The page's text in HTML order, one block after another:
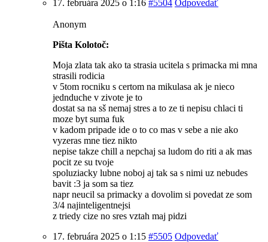
17. februára 2025 o 1:16 #5504 Odpovedať
Anonym
Pišta Kolotoč:
Moja zlata tak ako ta strasia ucitela s primacka mi mna
strasili rodicia
v 5tom rocniku s certom na mikulasa ak je nieco
jednduche v zivote je to
dostat sa na sš nemaj stres a to ze ti nepisu chlaci ti
moze byt suma fuk
v kadom pripade ide o to co mas v sebe a nie ako
vyzeras mne tiez nikto
nepise takze chill a nepchaj sa ludom do riti a ak mas
pocit ze su tvoje
spoluziacky lubne noboj aj tak sa s nimi uz nebudes
bavit :3 ja som sa tiez
napr neucil sa primacky a dovolim si povedat ze som
3/4 najinteligentnejsi
z triedy cize no sres vztah maj pidzi
17. februára 2025 o 1:15 #5505 Odpovedať